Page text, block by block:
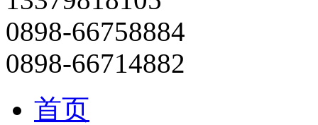
0898-66758884
0898-66714882
首页